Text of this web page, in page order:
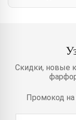
Скидки, новые
Промокод на